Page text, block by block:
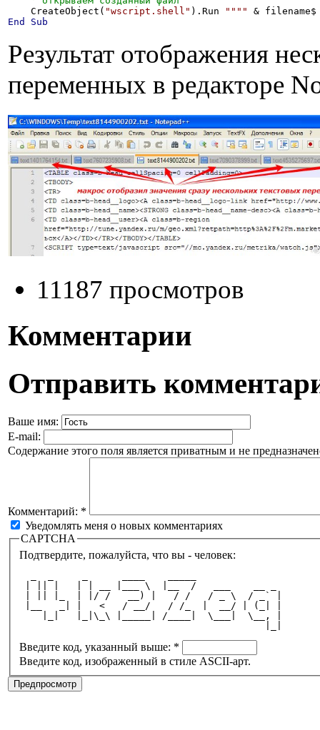
    CreateObject(
"wscript.shell" ).Run "" ""
&
End
Sub
Результат отображения
переменных в редакторе
11187 просмотров
Комментарии
Отправить
Ваше имя:
E-mail:
Содержание этого поля является приватным и не
Комментарий: *
Уведомлять меня о новых комментариях
CAPTCHA
Подтвердите, пожалуйста, что вы - человек:
| || |   | | __ |___ \  |__  /   ___    __ _
| || |_  | |/ /   __) |   / /   / _ \  / _` |
|__   _| |   <   / __/   / /_  |  __/ | (_| |
    |_|   |_|\_\ |_____| /____|  \___|  \__, |
Введите код, указанный выше: *
Введите код, изображенный в стиле ASCII-арт.